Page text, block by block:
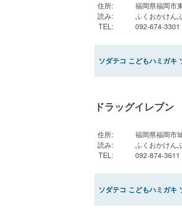
住所:
福岡県福岡市
読み:
ふくおかけん
TEL: 092-674-3301
ソダテコ こどもハミガキ
ドラッグイレブ
住所:
福岡県福岡市
読み:
ふくおかけん
TEL: 092-874-3611
ソダテコ こどもハミガキ